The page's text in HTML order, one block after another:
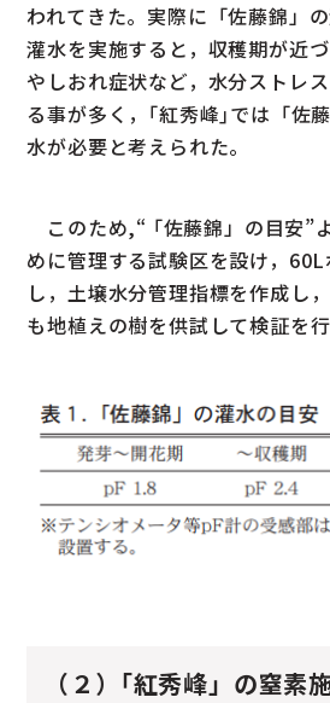
われてきた。実際に「佐藤錦」
灌水を実施すると，収穫期が近
やしおれ症状など，水分ストレ
る事が多く，｢紅秀峰｣では「佐
水が必要と考えられた。
このため,“ ｢佐藤錦」の目安”
めに管理する試験区を設け，
し，土壌水分管理指標を作成し
も地植えの樹を供試して検証を行
（２）｢紅秀峰」の窒素